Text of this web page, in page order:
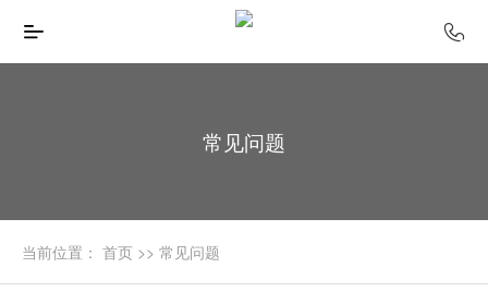
常见问题
当前位置： 首页>> 常见问题